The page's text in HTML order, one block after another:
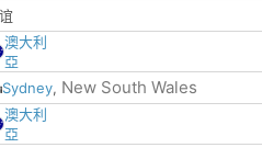
澳大利
亞
Sydney, New South Wales
澳大利
亞